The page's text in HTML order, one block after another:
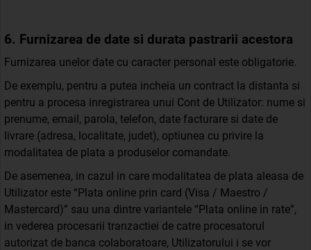
6. Furnizarea de date si durata pastrarii acestora
Furnizarea unelor date cu caracter personal este obligatorie.
De exemplu, pentru a putea incheia un contract la distanta si
pentru a procesa inregistrarea unui Cont de Utilizator: nume si
prenume, email, parola, telefon, date facturare si date de
livrare (adresa, localitate, judet), optiunea cu privire la
modalitatea de plata a produselor comandate.
De asemenea, in cazul in care modalitatea de plata aleasa de
Utilizator este “Plata online prin card (Visa / Maestro /
Mastercard)” sau una dintre variantele “Plata online in rate”,
in vederea procesarii tranzactiei de catre procesatorul
autorizat de banca colaboratoare, Utilizatorului i se vor